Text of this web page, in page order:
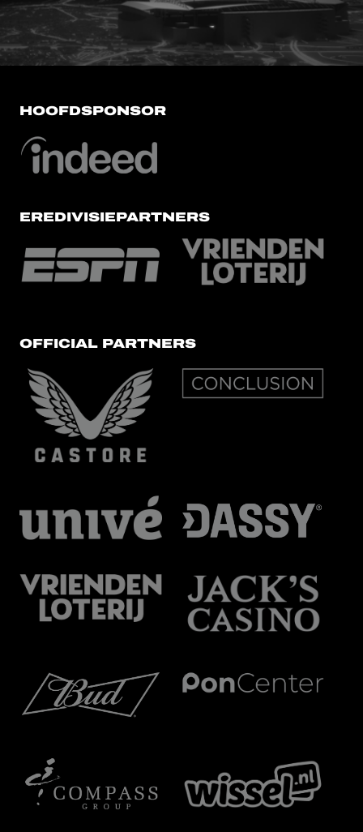
HOOFDSPONSOR
EREDIVISIEPARTNERS
OFFICIAL PARTNERS